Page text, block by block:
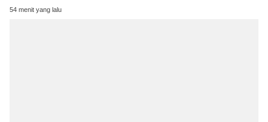
54 menit yang lalu